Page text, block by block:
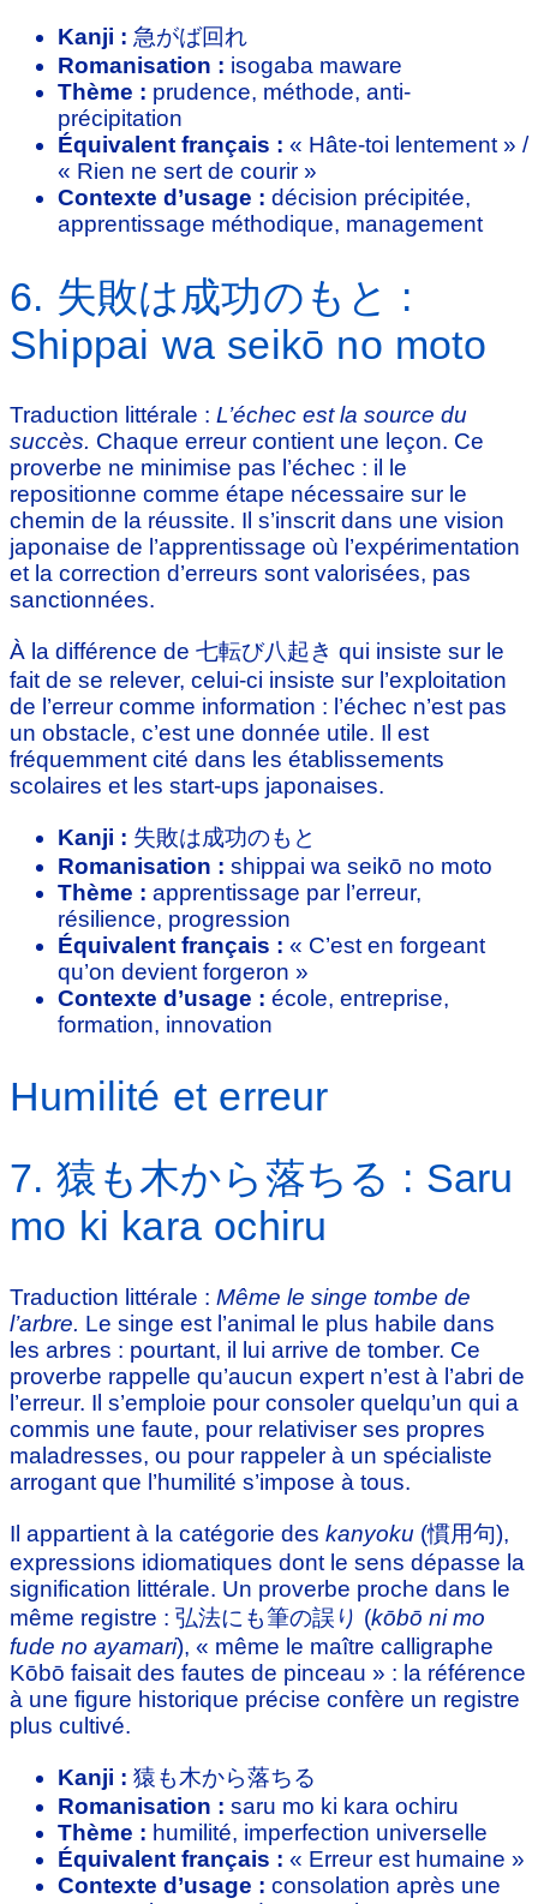
Kanji : 急がば回れ
Romanisation : isogaba maware
Thème : prudence, méthode, anti-
précipitation
Équivalent français : « Hâte-toi lentement » /
« Rien ne sert de courir »
Contexte d’usage : décision précipitée,
apprentissage méthodique, management
6. 失敗は成功のもと :
Shippai wa seikō no moto
Traduction littérale : L’échec est la source du
succès. Chaque erreur contient une leçon. Ce
proverbe ne minimise pas l’échec : il le
repositionne comme étape nécessaire sur le
chemin de la réussite. Il s’inscrit dans une vision
japonaise de l’apprentissage où l’expérimentation
et la correction d’erreurs sont valorisées, pas
sanctionnées.
À la différence de 七転び八起き qui insiste sur le
fait de se relever, celui-ci insiste sur l’exploitation
de l’erreur comme information : l’échec n’est pas
un obstacle, c’est une donnée utile. Il est
fréquemment cité dans les établissements
scolaires et les start-ups japonaises.
Kanji : 失敗は成功のもと
Romanisation : shippai wa seikō no moto
Thème : apprentissage par l’erreur,
résilience, progression
Équivalent français : « C’est en forgeant
qu’on devient forgeron »
Contexte d’usage : école, entreprise,
formation, innovation
Humilité et erreur
7. 猿も木から落ちる : Saru
mo ki kara ochiru
Traduction littérale : Même le singe tombe de
l’arbre. Le singe est l’animal le plus habile dans
les arbres : pourtant, il lui arrive de tomber. Ce
proverbe rappelle qu’aucun expert n’est à l’abri de
l’erreur. Il s’emploie pour consoler quelqu’un qui a
commis une faute, pour relativiser ses propres
maladresses, ou pour rappeler à un spécialiste
arrogant que l’humilité s’impose à tous.
Il appartient à la catégorie des kanyoku (慣用句),
expressions idiomatiques dont le sens dépasse la
signification littérale. Un proverbe proche dans le
même registre : 弘法にも筆の誤り (kōbō ni mo
fude no ayamari), « même le maître calligraphe
Kōbō faisait des fautes de pinceau » : la référence
à une figure historique précise confère un registre
plus cultivé.
Kanji : 猿も木から落ちる
Romanisation : saru mo ki kara ochiru
Thème : humilité, imperfection universelle
Équivalent français : « Erreur est humaine »
Contexte d’usage : consolation après une